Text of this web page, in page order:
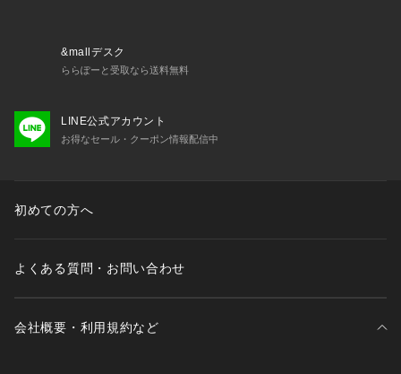
&mallデスク
ららぽーと受取なら送料無料
LINE公式アカウント
お得なセール・クーポン情報配信中
初めての方へ
よくある質問・お問い合わせ
会社概要・利用規約など